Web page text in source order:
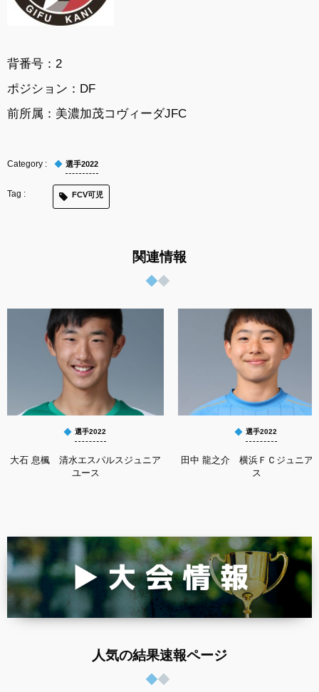
背番号：2
ポジション：DF
前所属：美濃加茂コヴィーダJFC
選手2022
FCV可児
関連情報
選手2022
大石 息楓 清水エスパルスジュニア
ユース
選手2022
田中 龍之介 横浜ＦＣジュニア
ス
人気の結果速報ページ